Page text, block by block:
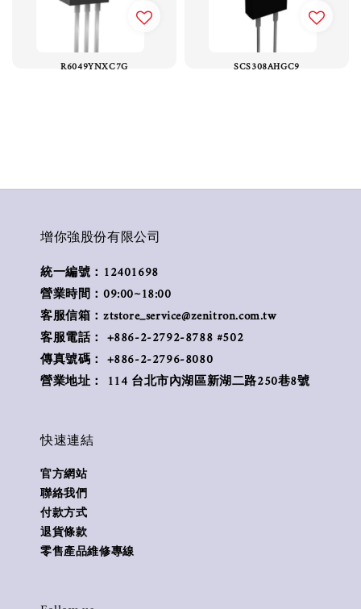
R6049YNXC7G SCS308AHGC9
增你強股份有限公司
統一編號：12401698
營業時間：09:00~18:00
客服信箱：ztstore_service@zenitron.com.tw
客服電話： +886-2-2792-8788 #502
傳真號碼： +886-2-2796-8080
營業地址： 114 台北市內湖區新湖二路250巷8號
快速連結
官方網站
聯絡我們
付款方式
退貨條款
零售產品維修專線